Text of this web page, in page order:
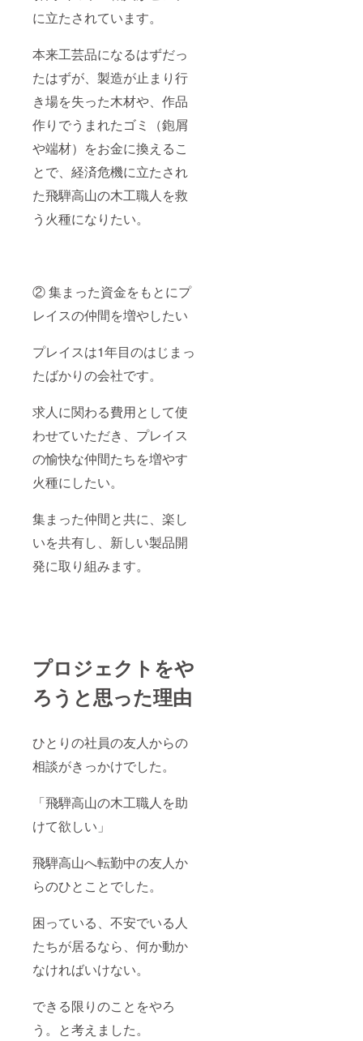
に立たされています。
本来工芸品になるはずだっ
たはずが、製造が止まり行
き場を失った木材や、作品
作りでうまれたゴミ（鉋屑
や端材）をお金に換えるこ
とで、経済危機に立たされ
た飛騨高山の木工職人を救
う火種になりたい。
② 集まった資金をもとにプ
レイスの仲間を増やしたい
プレイスは1年目のはじまっ
たばかりの会社です。
求人に関わる費用として使
わせていただき、プレイス
の愉快な仲間たちを増やす
火種にしたい。
集まった仲間と共に、楽し
いを共有し、新しい製品開
発に取り組みます。
プロジェクトをや
ろうと思った理由
ひとりの社員の友人からの
相談がきっかけでした。
「飛騨高山の木工職人を助
けて欲しい」
飛騨高山へ転勤中の友人か
らのひとことでした。
困っている、不安でいる人
たちが居るなら、何か動か
なければいけない。
できる限りのことをやろ
う。と考えました。